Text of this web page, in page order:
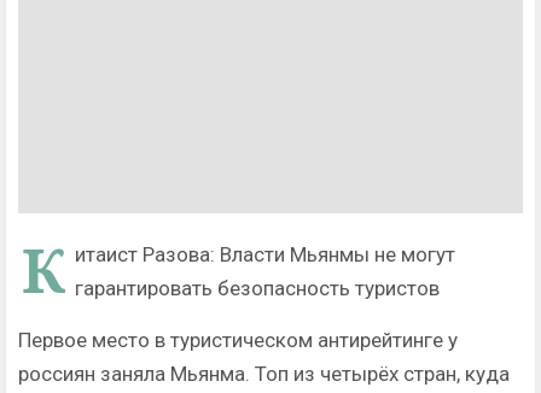
К итаист Разова: Власти Мьянмы не могут
гарантировать безопасность туристов
Первое место в туристическом антирейтинге у
россиян заняла Мьянма. Топ из четырёх стран, куда